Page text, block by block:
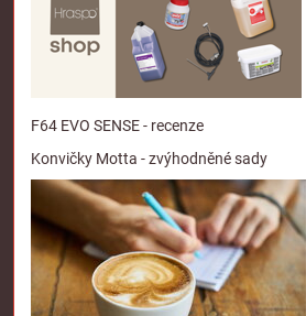
F64 EVO SENSE - recenze
Konvičky Motta - zvýhodněné sady